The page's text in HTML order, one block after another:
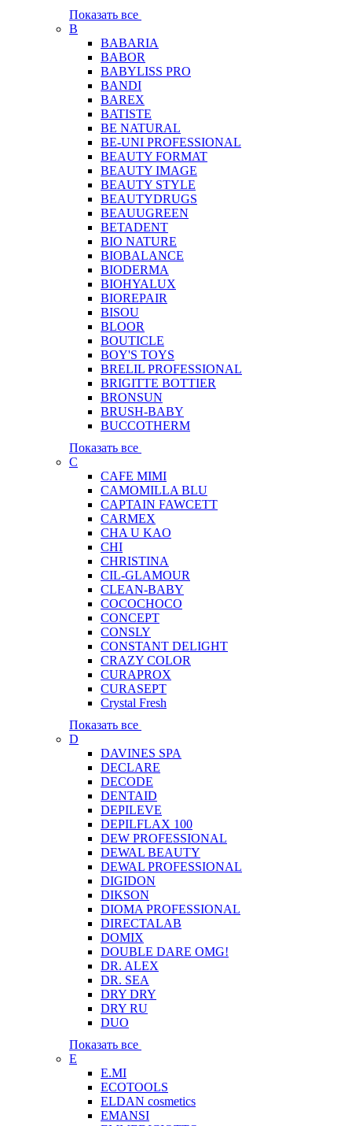
Показать все
B
BABARIA
BABOR
BABYLISS PRO
BANDI
BAREX
BATISTE
BE NATURAL
BE-UNI PROFESSIONAL
BEAUTY FORMAT
BEAUTY IMAGE
BEAUTY STYLE
BEAUTYDRUGS
BEAUUGREEN
BETADENT
BIO NATURE
BIOBALANCE
BIODERMA
BIOHYALUX
BIOREPAIR
BISOU
BLOOR
BOUTICLE
BOY'S TOYS
BRELIL PROFESSIONAL
BRIGITTE BOTTIER
BRONSUN
BRUSH-BABY
BUCCOTHERM
Показать все
C
CAFE MIMI
CAMOMILLA BLU
CAPTAIN FAWCETT
CARMEX
CHA U KAO
CHI
CHRISTINA
CIL-GLAMOUR
CLEAN-BABY
COCOCHOCO
CONCEPT
CONSLY
CONSTANT DELIGHT
CRAZY COLOR
CURAPROX
CURASEPT
Crystal Fresh
Показать все
D
DAVINES SPA
DECLARE
DECODE
DENTAID
DEPILEVE
DEPILFLAX 100
DEW PROFESSIONAL
DEWAL BEAUTY
DEWAL PROFESSIONAL
DIGIDON
DIKSON
DIOMA PROFESSIONAL
DIRECTALAB
DOMIX
DOUBLE DARE OMG!
DR. ALEX
DR. SEA
DRY DRY
DRY RU
DUO
Показать все
E
E.MI
ECOTOOLS
ELDAN cosmetics
EMANSI